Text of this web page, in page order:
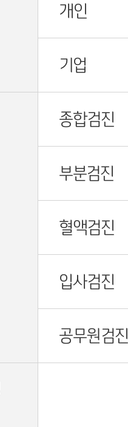
개인
기업
종합검진
부분검진
혈액검진
입사검진
공무원검진